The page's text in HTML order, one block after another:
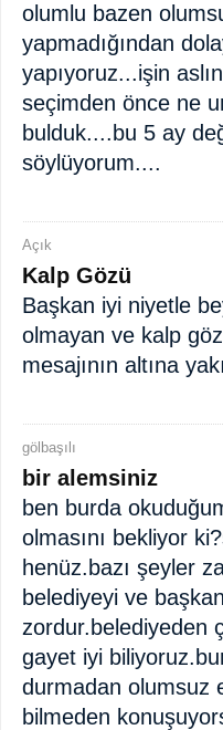
olumlu bazen
yapmadığından
yapıyoruz...işin
seçimden önce ne
bulduk....bu 5 ay
söylüyorum....
Açık
Kalp Gözü
Başkan iyi niyetle
olmayan ve kalp
mesajının altına
gölbaşılı
bir alemsiniz
ben burda
olmasını bekliyor
henüz.bazı şeyler
belediyeyi ve
zordur.belediyeden
gayet iyi
durmadan olumsuz
bilmeden